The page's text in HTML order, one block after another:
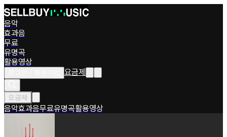
음악
효과음
무료
유명곡
활용영상
요금제
요금제
음악효과음무료유명곡활용영상